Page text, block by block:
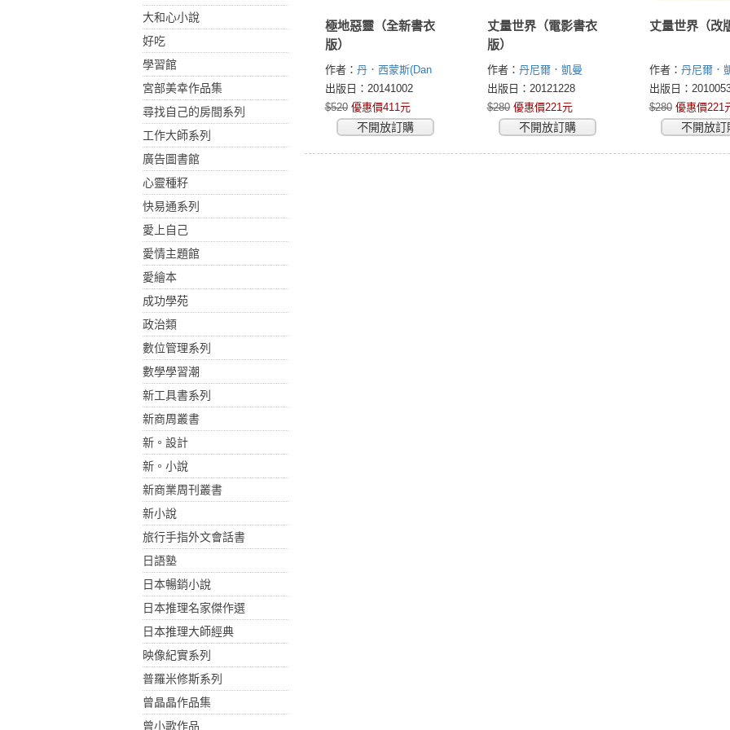
大和心小說
好吃
學習館
宮部美幸作品集
尋找自己的房間系列
工作大師系列
廣告圖書館
心靈種籽
快易通系列
愛上自己
愛情主題館
愛繪本
成功學苑
政治類
數位管理系列
數學學習潮
新工具書系列
新商周叢書
新。設計
新。小說
新商業周刊叢書
新小說
旅行手指外文會話書
日語塾
日本暢銷小說
日本推理名家傑作選
日本推理大師經典
映像紀實系列
普羅米修斯系列
曾晶晶作品集
曾小歌作品
極地惡靈（全新書衣
版）
作者： 丹．西蒙斯(Dan
Simmons)
出版日：20141002
$520 優惠價411元
不開放訂購
丈量世界（電影書衣
版）
作者： 丹尼爾．凱曼
(Daniel Kehlmann)
出版日：20121228
$280 優惠價221元
不開放訂購
丈量世界（改
作者： 丹尼爾．
(Daniel
出版日：
$280 優惠價221
不開放訂